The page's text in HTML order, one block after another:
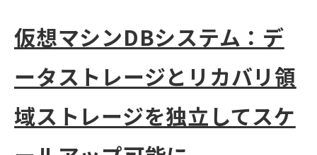
仮想マシンDBシステム：デ
ータストレージとリカバリ領
域ストレージを独立してスケ